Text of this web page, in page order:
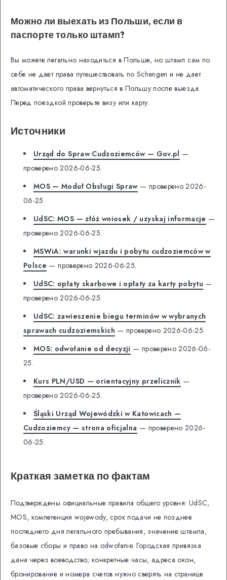
Можно ли выехать из Польши, если в
паспорте только штамп?
Вы можете легально находиться в Польше, но штамп сам по
себе не дает права путешествовать по Schengen и не дает
автоматического права вернуться в Польшу после выезда.
Перед поездкой проверьте визу или карту.
Источники
Urząd do Spraw Cudzoziemców — Gov.pl —
проверено 2026-06-25.
MOS — Moduł Obsługi Spraw— проверено 2026-
06-25.
UdSC: MOS — złóż wniosek / uzyskaj informacje —
проверено 2026-06-25.
MSWiA: warunki wjazdu i pobytu cudzoziemców w
Polsce — проверено 2026-06-25.
UdSC: opłaty skarbowe i opłaty za karty pobytu —
проверено 2026-06-25.
UdSC: zawieszenie biegu terminów w wybranych
sprawach cudzoziemskich — проверено 2026-06-25.
MOS: odwołanie od decyzji — проверено 2026-06-
25.
Kurs PLN/USD — orientacyjny przelicznik —
проверено 2026-06-25.
Śląski Urząd Wojewódzki w Katowicach —
Cudzoziemcy — strona oficjalna — проверено 2026-
06-25.
Краткая заметка по фактам
Подтверждены официальные правила общего уровня: UdSC,
MOS, компетенция wojewody, срок подачи не позднее
последнего дня легального пребывания, значение штампа,
базовые сборы и право на odwołanie. Городская привязка
дана через воеводство; конкретные часы, адреса окон,
бронирование и номера счетов нужно сверять на странице